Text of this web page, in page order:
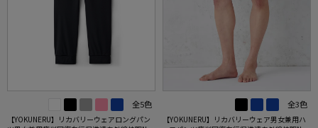
全5色
【YOKUNERU】リカバリーウェアロングパン
全3色
【YOKUNERU】リカバリーウェア男女兼用ハ